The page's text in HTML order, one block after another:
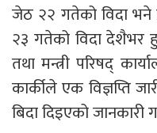
जेठ २२ गतेको विदा भने
२३ गतेको विदा देशैभर
तथा मन्त्री परिषद्
कार्कीले एक विज्ञप्ति
बिदा दिइएको जानकारी